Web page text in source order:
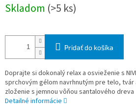
cena:
Skladom (>5 ks)
Pridať do košíka
Doprajte si dokonalý relax a osvieženie s
sprchovým gélom navrhnutým pre telo,
zloženie s jemnou vôňou santalového dreva
Detailné informácie